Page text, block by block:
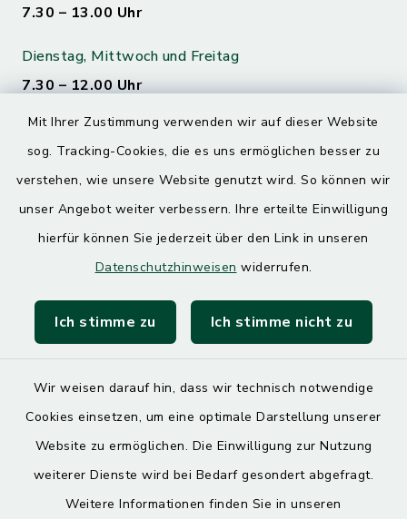
Mit Ihrer Zustimmung verwenden wir auf dieser Website
sog. Tracking-Cookies, die es uns ermöglichen besser zu
verstehen, wie unsere Website genutzt wird. So können wir
unser Angebot weiter verbessern. Ihre erteilte Einwilligung
hierfür können Sie jederzeit über den Link in unseren
Datenschutzhinweisen widerrufen.
Ich stimme zu Ich stimme nicht zu
Wir weisen darauf hin, dass wir technisch notwendige
Cookies einsetzen, um eine optimale Darstellung unserer
Website zu ermöglichen. Die Einwilligung zur Nutzung
weiterer Dienste wird bei Bedarf gesondert abgefragt.
Weitere Informationen finden Sie in unseren
7.30 – 13.00 Uhr
Dienstag, Mittwoch und Freitag
7.30 – 12.00 Uhr
Donnerstag
7.30 – 12.00 Uhr
13.00 – 17.30 Uhr
Quicklinks
SoNNe e. V.
Barrierefreiheit